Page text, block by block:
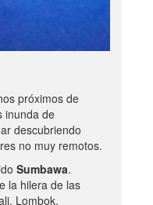
próximos de
inunda de
descubriendo
no muy remotos.
Sumbawa.
la hilera de las
Lombok,